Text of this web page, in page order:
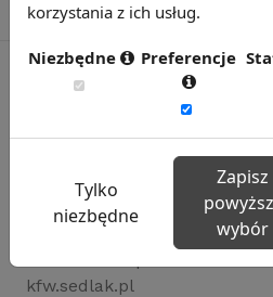
wynagrodzenia.pl
raportyplacowe.pl
badaniaHR.pl
kfw.sedlak.pl
korzystania z ich usług.
Niezbędne Preferencje
Tylko
niezbędne
Zapisz
wybór